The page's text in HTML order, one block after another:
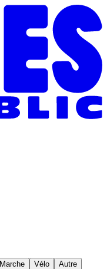
Marche Vélo Autre